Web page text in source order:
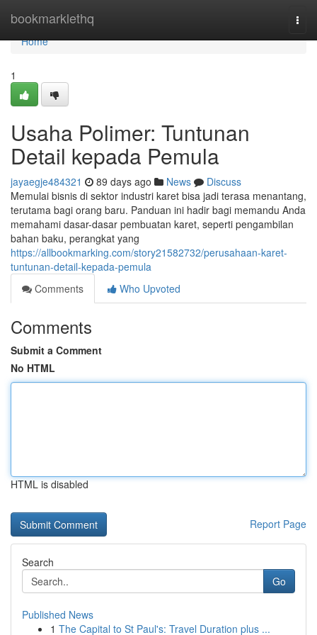
bookmarklethq
Home
Home
1
Usaha Polimer: Tuntunan
Detail kepada Pemula
jayaegje484321 89 days ago News
Discuss
Memulai bisnis di sektor industri karet bisa jadi terasa menantang,
terutama bagi orang baru. Panduan ini hadir bagi memandu Anda
memahami dasar-dasar pembuatan karet, seperti pengambilan
bahan baku, perangkat yang
https://allbookmarking.com/story21582732/perusahaan-karet-
tuntunan-detail-kepada-pemula
Comments
Who Upvoted
Comments
Submit a Comment
No HTML
HTML is disabled
Report Page
Search
Go
Published News
1 The Capital to St Paul's: Travel Duration plus ...